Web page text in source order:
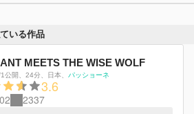
いる作品
MEETS THE WISE WOLF
公開 24分 日本 パッショーネ
3.6
2337